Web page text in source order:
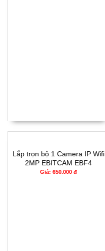
Lắp trọn bộ 1 Camera IP Wifi
2MP EBITCAM EBF4
Giá: 650.000 đ